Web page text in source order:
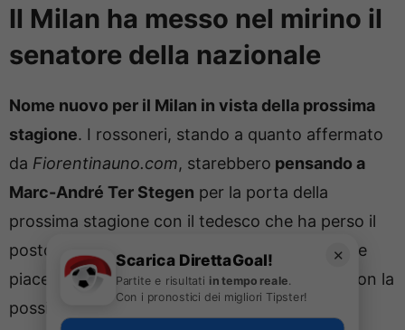
Il Milan ha messo nel mirino il
senatore della nazionale
Nome nuovo per il Milan in vista della prossima
stagione. I rossoneri, stando a quanto affermato
da Fiorentinauno.com, starebbero pensando a
Marc-André Ter Stegen per la porta della
prossima stagione con il tedesco che ha perso il
posto da titolare al Barcellona. Un portiere che
piace molto anche alla Fiorentina, alle prese con la
possibile partenza di De Gea.
✕
Scarica DirettaGoal!
Partite e risultati in tempo reale.
Con i pronostici dei migliori Tipster!